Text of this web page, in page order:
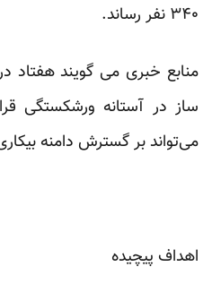
۳۴۰ نفر رساند.
منابع خبری می گویند
ساز در آستانه ورشکستگی
می‌تواند بر گسترش دامنه
اهداف پیچیده